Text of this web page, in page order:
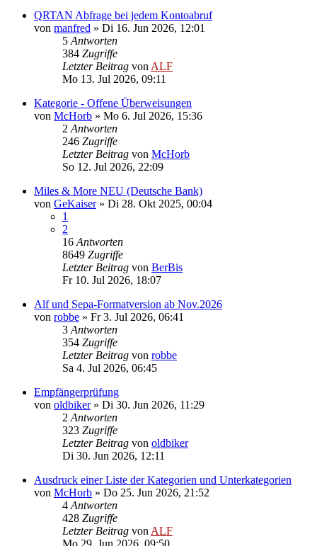
QRTAN Abfrage bei jedem Kontoabruf
von manfred » Di 16. Jun 2026, 12:01
5 Antworten
384 Zugriffe
Letzter Beitrag von ALF
Mo 13. Jul 2026, 09:11
Kategorie - Offene Überweisungen
von McHorb » Mo 6. Jul 2026, 15:36
2 Antworten
246 Zugriffe
Letzter Beitrag von McHorb
So 12. Jul 2026, 22:09
Miles & More NEU (Deutsche Bank)
von GeKaiser» Di 28. Okt 2025, 00:04
1
2
16 Antworten
8649 Zugriffe
Letzter Beitrag von BerBis
Fr 10. Jul 2026, 18:07
Alf und Sepa-Formatversion ab Nov.2026
von robbe » Fr 3. Jul 2026, 06:41
3 Antworten
354 Zugriffe
Letzter Beitrag von robbe
Sa 4. Jul 2026, 06:45
Empfängerprüfung
von oldbiker» Di 30. Jun 2026, 11:29
2 Antworten
323 Zugriffe
Letzter Beitrag von oldbiker
Di 30. Jun 2026, 12:11
Ausdruck einer Liste der Kategorien und Unterkategorien
von McHorb » Do 25. Jun 2026, 21:52
4 Antworten
428 Zugriffe
Letzter Beitrag von ALF
Mo 29. Jun 2026, 09:50